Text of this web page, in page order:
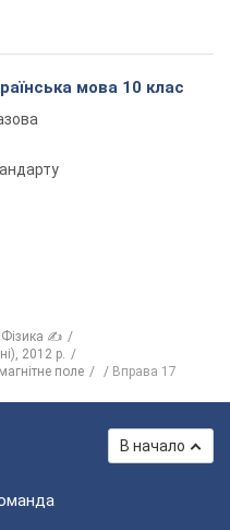
мова 10 клас
Фізика ✍
2012 р.
поле
Вправа 17
В начало